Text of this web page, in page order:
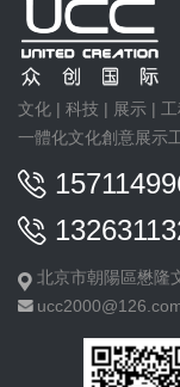
文化 | 科技 | 展示 |
一體化文化創意展示
北京市朝陽區懋隆